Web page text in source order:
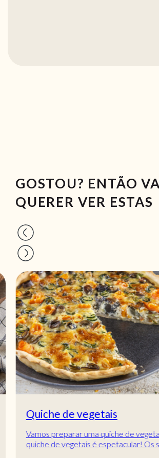
GOSTOU? ENTÃO
QUERER VER ESTAS
Quiche de vegetais
Vamos preparar uma quiche de
quiche de vegetais é espetacular! Os